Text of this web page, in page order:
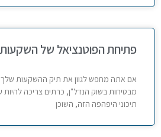
פתיחת הפוטנציאל של
אם אתה מחפש לגוון את תיק ההשקעות שלך
מבטיחות בשוק הנדל"ן, כרתים צריכה
תיכוני היפהפה הזה, השוכן